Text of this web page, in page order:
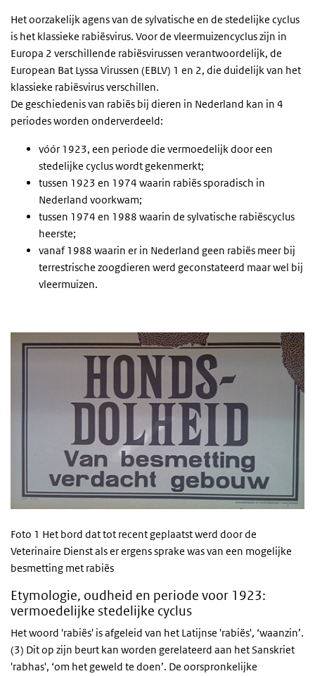
Het oorzakelijk agens van de sylvatische en de stedelijke cyclus
is het klassieke rabiësvirus. Voor de vleermuizencyclus zijn in
Europa 2 verschillende rabiësvirussen verantwoordelijk, de
European Bat Lyssa Virussen (EBLV) 1 en 2, die duidelijk van het
klassieke rabiësvirus verschillen.
De geschiedenis van rabiës bij dieren in Nederland kan in 4
periodes worden onderverdeeld:
vóór 1923, een periode die vermoedelijk door een
stedelijke cyclus wordt gekenmerkt;
tussen 1923 en 1974 waarin rabiës sporadisch in
Nederland voorkwam;
tussen 1974 en 1988 waarin de sylvatische rabiëscyclus
heerste;
vanaf 1988 waarin er in Nederland geen rabiës meer bij
terrestrische zoogdieren werd geconstateerd maar wel bij
vleermuizen.
Foto 1 Het bord dat tot recent geplaatst werd door de
Veterinaire Dienst als er ergens sprake was van een mogelijke
besmetting met rabiës
Etymologie, oudheid en periode voor 1923:
vermoedelijke stedelijke cyclus
Het woord 'rabiës' is afgeleid van het Latijnse 'rabiës', ‘waanzin’.
(3) Dit op zijn beurt kan worden gerelateerd aan het Sanskriet
'rabhas', ‘om het geweld te doen’. De oorspronkelijke